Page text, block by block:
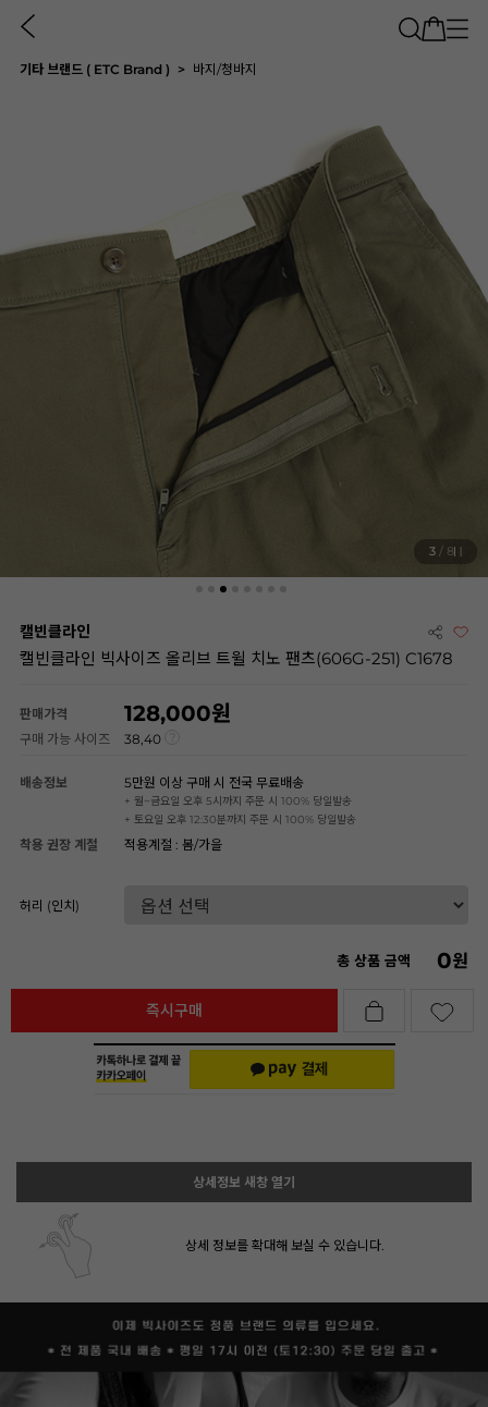
기타 브랜드 ( ETC Brand ) 바지/청바지
3 / 8
캘빈클라인
캘빈클라인 빅사이즈 올리브 트윌 치노 팬츠(606G-251) C1678
판매가격 128,000
구매 가능 사이즈 38,40
배송정보 5만원 이상 구매 시 전국 무료배송
+ 월~금요일 오후 5시까지 주문 시 100% 당일발송
+ 토요일 오후 12:30분까지 주문 시 100% 당일발송
착용 권장 계절 적용계절 : 봄/가을
허리 (인치)
총 상품 금액 0원
즉시구매
상세정보 새창 열기
상세 정보를 확대해 보실 수 있습니다.